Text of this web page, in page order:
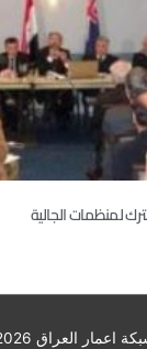
لمنظمات الجالية
اعمار العراق